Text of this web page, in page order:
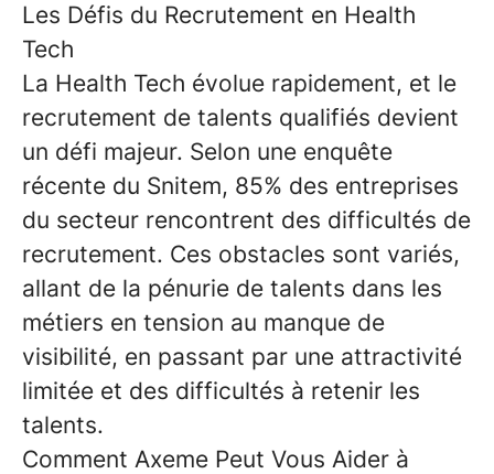
Les Défis du Recrutement en Health
Tech
La Health Tech évolue rapidement, et le
recrutement de talents qualifiés devient
un défi majeur. Selon une enquête
récente du Snitem, 85% des entreprises
du secteur rencontrent des difficultés de
recrutement. Ces obstacles sont variés,
allant de la pénurie de talents dans les
métiers en tension au manque de
visibilité, en passant par une attractivité
limitée et des difficultés à retenir les
talents.
Comment Axeme Peut Vous Aider à